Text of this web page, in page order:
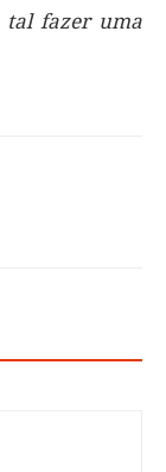
tal fazer uma